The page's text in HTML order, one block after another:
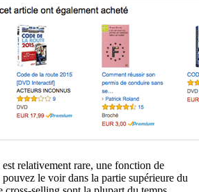
relativement rare, une fonction de
le voir dans la partie supérieure du